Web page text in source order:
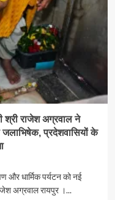
श्री राजेश अग्रवाल ने
जलाभिषेक, प्रदेशवासियों के
और धार्मिक पर्यटन को नई
अग्रवाल रायपुर ।...